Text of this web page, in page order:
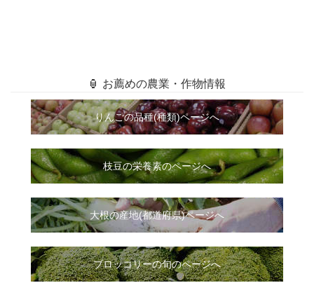
🏮 お薦めの農業・作物情報
りんごの品種(種類)ページへ
枝豆の栄養素のページへ
大根の産地(都道府県)ページへ
ブロッコリーの旬のページへ